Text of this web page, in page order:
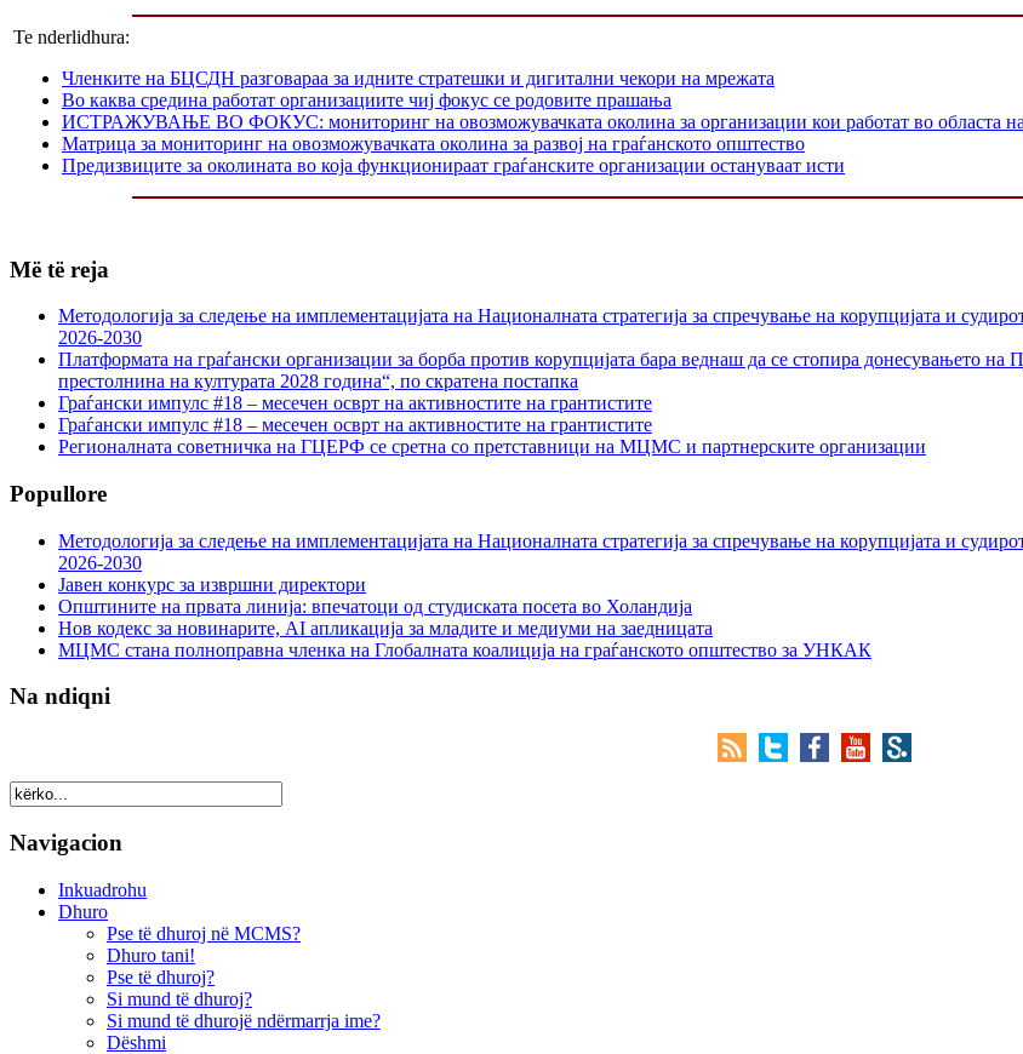
Te nderlidhura:
Членките на БЦСДН разговараа за идните стратешки и дигитални чекори на мрежата
Во каква средина работат организациите чиј фокус се родовите прашања
ИСТРАЖУВАЊЕ ВО ФОКУС: мониторинг на овозможувачката околина за организации кои работат во областа на
Матрица за мониторинг на овозможувачката околина за развој на граѓанското општество
Предизвиците за околината во која функционираат граѓанските организации остануваат исти
Më të reja
Методологија за следење на имплементацијата на Националната стратегија за спречување на корупцијата и
2026-2030
Платформата на граѓански организации за борба против корупцијата бара веднаш да се стопира донесувањето на
престолнина на културата 2028 година“, по скратена постапка
Граѓански импулс #18 – месечен осврт на активностите на грантистите
Граѓански импулс #18 – месечен осврт на активностите на грантистите
Регионалната советничка на ГЦЕРФ се сретна со претставници на МЦМС и партнерските организации
Popullore
Методологија за следење на имплементацијата на Националната стратегија за спречување на корупцијата и
2026-2030
Јавен конкурс за извршни директори
Општините на првата линија: впечатоци од студиската посета во Холандија
Нов кодекс за новинарите, AI апликација за младите и медиуми на заедницата
МЦМС стана полноправна членка на Глобалната коалиција на граѓанското општество за УНКАК
Na ndiqni
Navigacion
Inkuadrohu
Dhuro
Pse të dhuroj në MCMS?
Dhuro tani!
Pse të dhuroj?
Si mund të dhuroj?
Si mund të dhurojë ndërmarrja ime?
Dëshmi